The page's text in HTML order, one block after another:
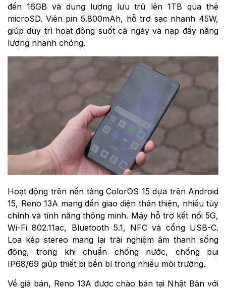
đến 16GB và dung lượng lưu trữ lên 1TB qua thẻ
microSD. Viên pin 5.800mAh, hỗ trợ sạc nhanh 45W,
giúp duy trì hoạt động suốt cả ngày và nạp đầy năng
lượng nhanh chóng.
Hoạt động trên nền tảng ColorOS 15 dựa trên Android
15, Reno 13A mang đến giao diện thân thiện, nhiều tùy
chỉnh và tính năng thông minh. Máy hỗ trợ kết nối 5G,
Wi-Fi 802.11ac, Bluetooth 5.1, NFC và cổng USB-C.
Loa kép stereo mang lại trải nghiệm âm thanh sống
động, trong khi chuẩn chống nước, chống bụi
IP68/69 giúp thiết bị bền bỉ trong nhiều môi trường.
Về giá bán, Reno 13A được chào bán tại Nhật Bản với